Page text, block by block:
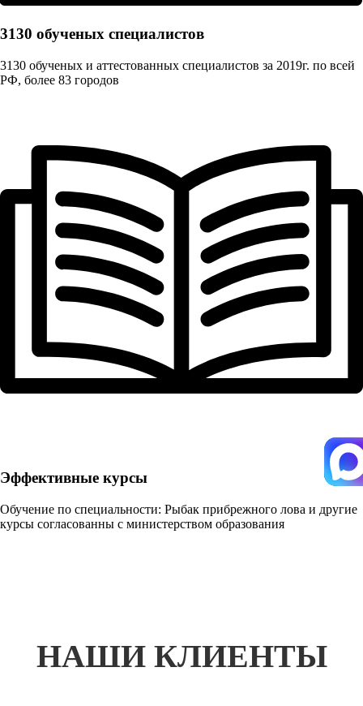
3130 обученых cпециалистов
3130 обученых и аттестованных специалистов за 2019г. по всей
РФ, более 83 городов
Эффективные курсы
Обучение по специальности: Рыбак прибрежного лова и другие
курсы согласованны с министерством образования
НАШИ КЛИЕНТЫ